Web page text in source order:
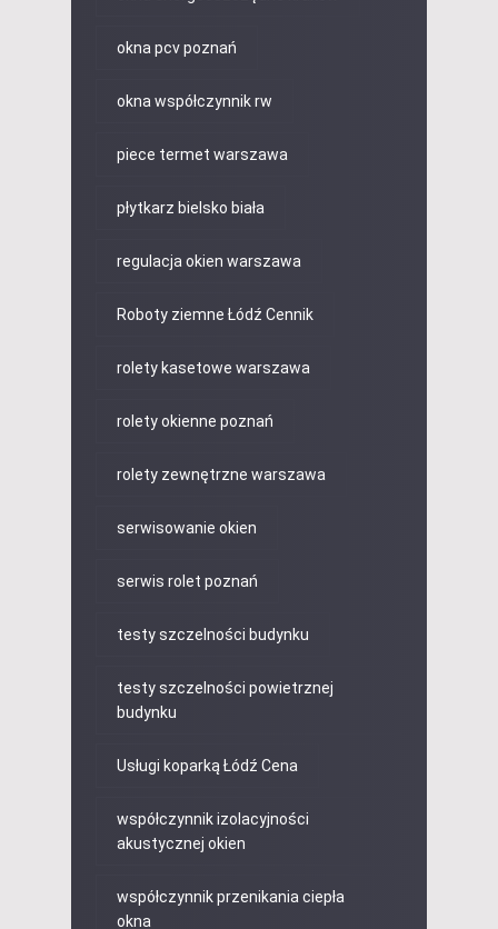
okna pcv poznań
okna współczynnik rw
piece termet warszawa
płytkarz bielsko biała
regulacja okien warszawa
Roboty ziemne Łódź Cennik
rolety kasetowe warszawa
rolety okienne poznań
rolety zewnętrzne warszawa
serwisowanie okien
serwis rolet poznań
testy szczelności budynku
testy szczelności powietrznej
budynku
Usługi koparką Łódź Cena
współczynnik izolacyjności
akustycznej okien
współczynnik przenikania ciepła
okna